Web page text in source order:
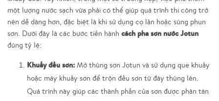
một lượng nước sạch vừa phải có thể giúp quá trình thi công trở
nên dễ dàng hơn, đặc biệt là khi sử dụng cọ lăn hoặc súng phun
sơn. Dưới đây là các bước tiến hành cách pha sơn nước Jotun
đúng tỷ lệ:
Khuấy đều sơn: Mở thùng sơn Jotun và sử dụng que khuấy
hoặc máy khuấy sơn để trộn đều sơn từ đáy thùng lên.
Quá trình này giúp các thành phần của sơn được phân tán